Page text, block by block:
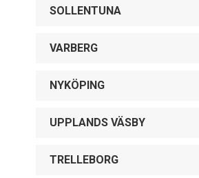
SOLLENTUNA
VARBERG
NYKÖPING
UPPLANDS VÄSBY
TRELLEBORG